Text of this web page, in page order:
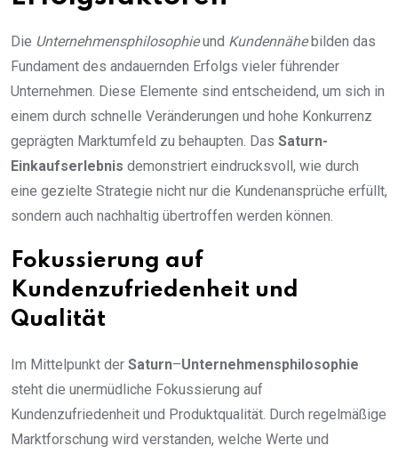
Die Unternehmensphilosophieund Kundennähebilden das
Fundament des andauernden Erfolgs vieler führender
Unternehmen. Diese Elemente sind entscheidend, um sich in
einem durch schnelle Veränderungen und hohe Konkurrenz
geprägten Marktumfeld zu behaupten. Das Saturn-
Einkaufserlebnis demonstriert eindrucksvoll, wie durch
eine gezielte Strategie nicht nur die Kundenansprüche erfüllt,
sondern auch nachhaltig übertroffen werden können.
Fokussierung auf
Kundenzufriedenheit und
Qualität
Im Mittelpunkt der Saturn–Unternehmensphilosophie
steht die unermüdliche Fokussierung auf
Kundenzufriedenheit und Produktqualität. Durch regelmäßige
Marktforschung wird verstanden, welche Werte und